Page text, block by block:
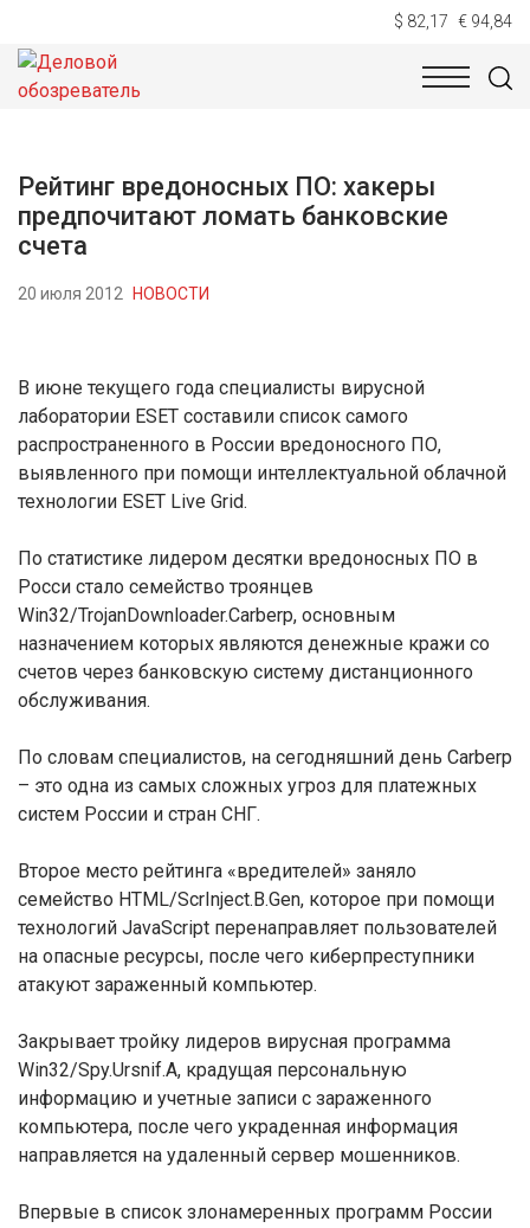
$ 82,17 € 94,84
НОВОСТИ
Рейтинг вредоносных ПО: хакеры
предпочитают ломать банковские
счета
20 июля 2012 НОВОСТИ
В июне текущего года специалисты вирусной
лаборатории ESET составили список самого
распространенного в России вредоносного ПО,
выявленного при помощи интеллектуальной облачной
технологии ESET Live Grid.
По статистике лидером десятки вредоносных ПО в
Росси стало семейство троянцев
Win32/TrojanDownloader.Carberp, основным
назначением которых являются денежные кражи со
счетов через банковскую систему дистанционного
обслуживания.
По словам специалистов, на сегодняшний день Carberp
– это одна из самых сложных угроз для платежных
систем России и стран СНГ.
Второе место рейтинга «вредителей» заняло
семейство HTML/ScrInject.B.Gen, которое при помощи
технологий JavaScript перенаправляет пользователей
на опасные ресурсы, после чего киберпреступники
атакуют зараженный компьютер.
Закрывает тройку лидеров вирусная программа
Win32/Spy.Ursnif.A, крадущая персональную
информацию и учетные записи с зараженного
компьютера, после чего украденная информация
направляется на удаленный сервер мошенников.
Впервые в список злонамеренных программ России